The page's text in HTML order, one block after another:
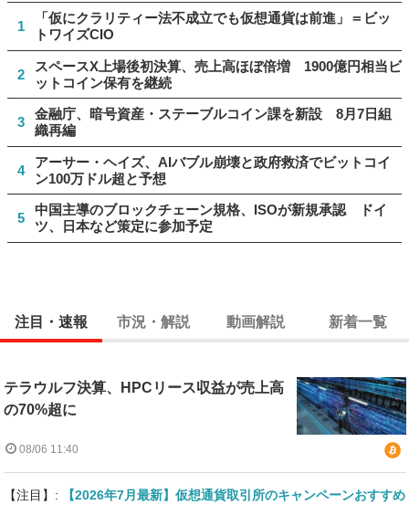
1
「仮にクラリティー法不成立でも仮想通貨は前進」＝ビッ
トワイズCIO
2
スペースX上場後初決算、売上高ほぼ倍増 1900億円相当ビ
ットコイン保有を継続
3
金融庁、暗号資産・ステーブルコイン課を新設 8月7日組
織再編
4
アーサー・ヘイズ、AIバブル崩壊と政府救済でビットコイ
ン100万ドル超と予想
5
中国主導のブロックチェーン規格、ISOが新規承認 ドイ
ツ、日本など策定に参加予定
注目・速報 市況・解説 動画解説 新着一覧
テラウルフ決算、HPCリース収益が売上高
の70%超に
08/06 11:40
【注目】:
【2026年7月最新】仮想通貨取引所のキャンペーンおすすめ